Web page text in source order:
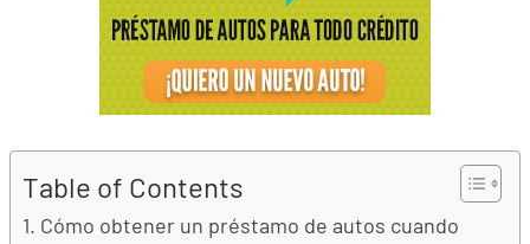
Table of Contents
Cómo obtener un préstamo de autos cuando